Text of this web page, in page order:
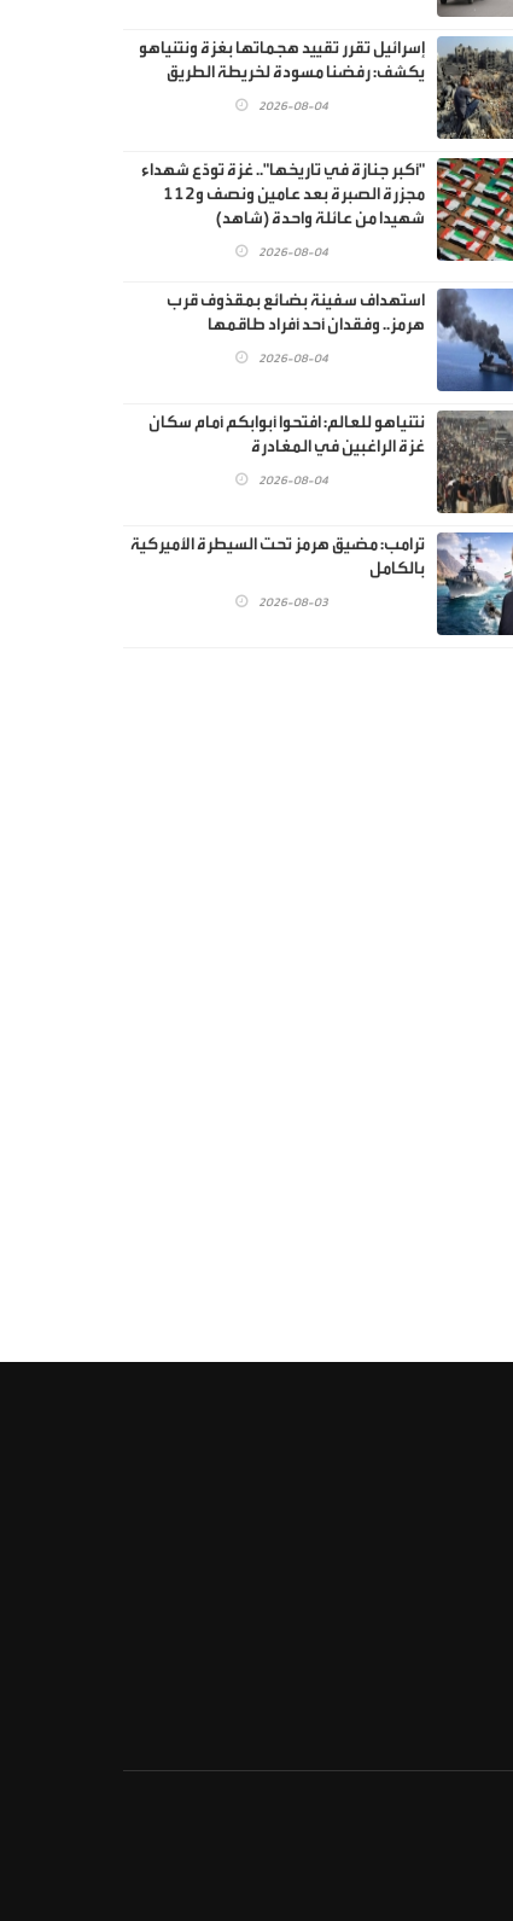
إسرائيل تقرر تقييد هجماتها بغزة ونتنياهو
يكشف: رفضنا مسودة لخريطة الطريق
2026-08-04
"أكبر جنازة في تاريخها".. غزة تودّع شهداء
مجزرة الصبرة بعد عامين ونصف و112
شهيدا من عائلة واحدة (شاهد)
2026-08-04
استهداف سفينة بضائع بمقذوف قرب
هرمز.. وفقدان أحد أفراد طاقمها
2026-08-04
نتنياهو للعالم: افتحوا أبوابكم أمام سكان
غزة الراغبين في المغادرة
2026-08-04
ترامب: مضيق هرمز تحت السيطرة الأميركية
بالكامل
2026-08-03